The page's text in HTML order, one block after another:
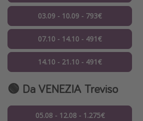
03.09 - 10.09 - 793€
07.10 - 14.10 - 491€
14.10 - 21.10 - 491€
🟢 Da VENEZIA Treviso
05.08 - 12.08 - 1.275€